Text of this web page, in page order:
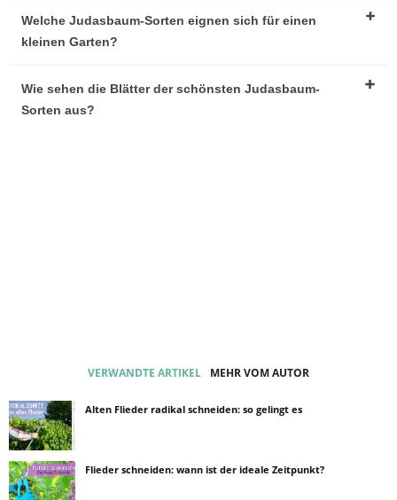
Welche Judasbaum-Sorten eignen sich für einen
kleinen Garten?
Wie sehen die Blätter der schönsten Judasbaum-
Sorten aus?
VERWANDTE ARTIKEL MEHR VOM AUTOR
Alten Flieder radikal schneiden: so gelingt es
Flieder schneiden: wann ist der ideale Zeitpunkt?